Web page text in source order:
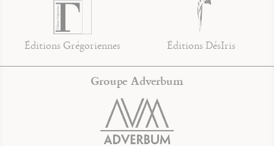
Éditions Grégoriennes Éditions DésIris
Groupe Adverbum